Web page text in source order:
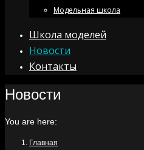
Модельная школа
Школа моделей
Новости
Контакты
Новости
You are here:
Главная